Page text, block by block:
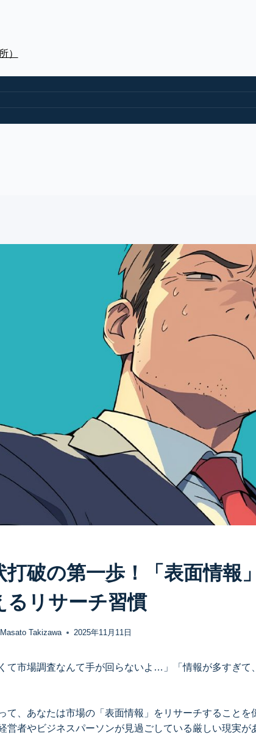
）
打破の第一歩！「表面情報
るリサーチ習慣
Masato Takizawa 2025年11月11日
くて市場調査なんて手が回らないよ…」「情報が多すぎて
て、あなたは市場の「表面情報」をリサーチすることを
営者やビジネスパーソンが見過ごしている厳しい現実が